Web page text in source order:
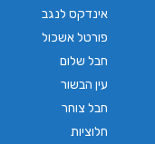
אינדקס לנגב
פורטל אשכול
חבל שלום
עין הבשור
חבל צוחר
חלוציות